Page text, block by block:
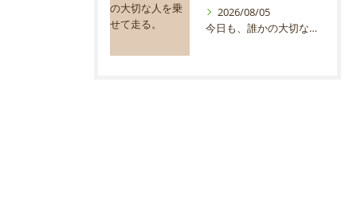
2026/08/05
今日も、誰かの大切な人を乗せて走る。